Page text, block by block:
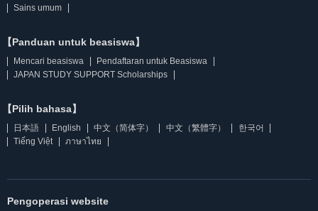
Sains umum
【Panduan untuk beasiswa】
Mencari beasiswa
Pendaftaran untuk Beasiswa
JAPAN STUDY SUPPORT Scholarships
【Pilih bahasa】
日本語 English 中文（简体字） 中文（繁體字）
한국어
Tiếng Việt
ภาษาไทย
Pengoperasi website